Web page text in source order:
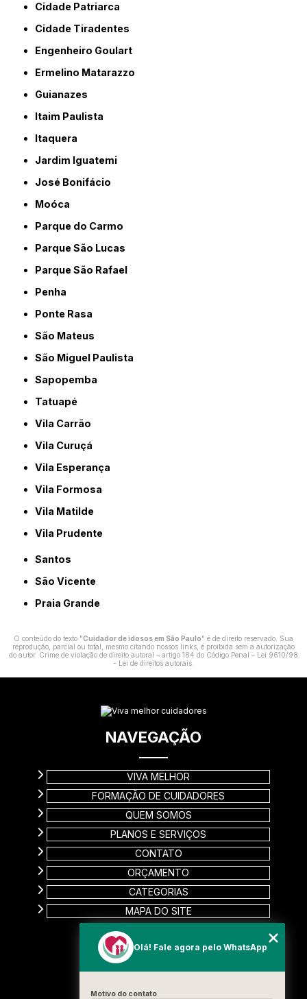
Cidade Patriarca
Cidade Tiradentes
Engenheiro Goulart
Ermelino Matarazzo
Guianazes
Itaim Paulista
Itaquera
Jardim Iguatemi
José Bonifácio
Moóca
Parque do Carmo
Parque São Lucas
Parque São Rafael
Penha
Ponte Rasa
São Mateus
São Miguel Paulista
Sapopemba
Tatuapé
Vila Carrão
Vila Curuçá
Vila Esperança
Vila Formosa
Vila Matilde
Vila Prudente
Santos
São Vicente
Praia Grande
O conteúdo do texto "Cuidador de idosos em São Paulo" é de direito reservado. Sua
reprodução, parcial ou total, mesmo citando nossos links, é proibida sem a autorização
do autor. Crime de violação de direito autoral – artigo 184 do Código Penal –
Lei 9610/98
- Lei de direitos autorais
NAVEGAÇÃO
VIVA MELHOR
FORMAÇÃO DE CUIDADORES
QUEM SOMOS
PLANOS E SERVIÇOS
CONTATO
ORÇAMENTO
CATEGORIAS
MAPA DO SITE
CONTATO
Santo André - SP
Olá! Fale agora pelo WhatsApp
Motivo do contato